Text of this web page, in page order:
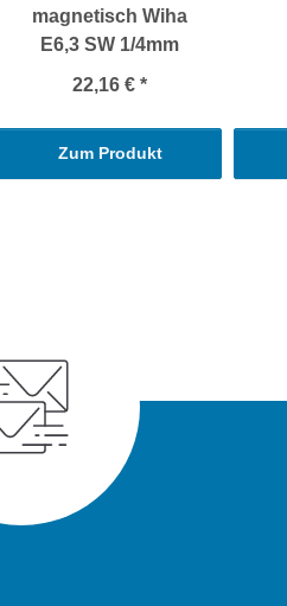
magnetisch Wiha
E6,3 SW 1/4mm
22,16 € *
Zum Produkt